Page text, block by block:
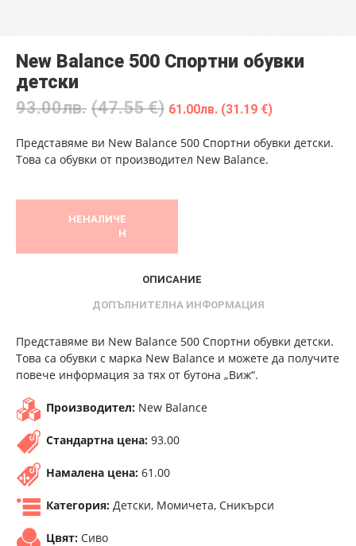
New Balance 500 Спортни обувки
детски
93.00лв. (47.55 €) 61.00лв. (31.19 €)
Представяме ви New Balance 500 Спортни обувки детски.
Това са обувки от производител New Balance.
НЕНАЛИЧЕ
Н
ОПИСАНИЕ
ДОПЪЛНИТЕЛНА ИНФОРМАЦИЯ
Представяме ви New Balance 500 Спортни обувки детски.
Това са обувки с марка New Balance и можете да получите
повече информация за тях от бутона „Виж“.
Производител: New Balance
Стандартна цена: 93.00
Намалена цена: 61.00
Категория: Детски, Момичета, Сникърси
Цвят: Сиво